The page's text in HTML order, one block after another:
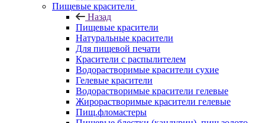
Пищевые красители
Назад
Пищевые красители
Натуральные красители
Для пищевой печати
Красители с распылителем
Водорастворимые красители сухие
Гелевые красители
Водорастворимые красители гелевые
Жирорастворимые красители гелевые
Пищ.фломастеры